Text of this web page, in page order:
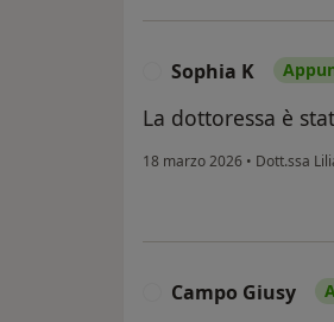
Sophia K
La dottoressa è
18 marzo 2026 • Dott.ssa
Campo Giusy